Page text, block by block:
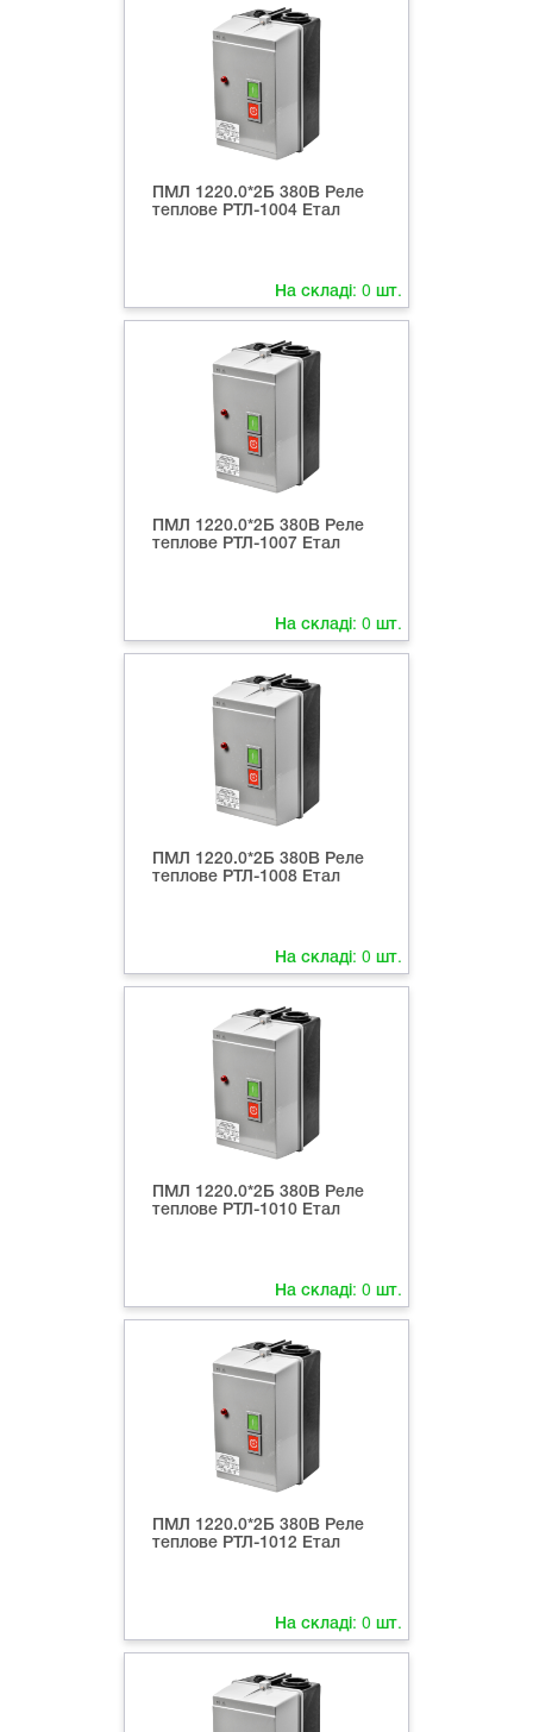
ПМЛ 1220.0*2Б 380В Реле
теплове РТЛ-1004 Етал
На складі: 0 шт.
ПМЛ 1220.0*2Б 380В Реле
теплове РТЛ-1007 Етал
На складі: 0 шт.
ПМЛ 1220.0*2Б 380В Реле
теплове РТЛ-1008 Етал
На складі: 0 шт.
ПМЛ 1220.0*2Б 380В Реле
теплове РТЛ-1010 Етал
На складі: 0 шт.
ПМЛ 1220.0*2Б 380В Реле
теплове РТЛ-1012 Етал
На складі: 0 шт.